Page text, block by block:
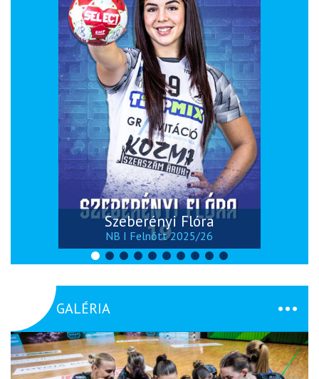
Szeberényi Flóra
NB I Felnőtt 2025/26
GALÉRIA